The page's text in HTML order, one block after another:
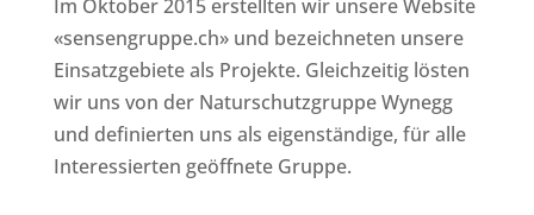
Im Oktober 2015 erstellten wir unsere Website
«sensengruppe.ch» und bezeichneten unsere
Einsatzgebiete als Projekte. Gleichzeitig lösten
wir uns von der Naturschutzgruppe Wynegg
und definierten uns als eigenständige, für alle
Interessierten geöffnete Gruppe.